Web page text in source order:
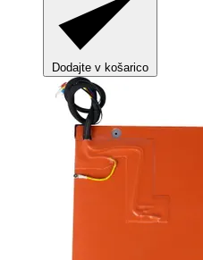
Dodajte v košarico